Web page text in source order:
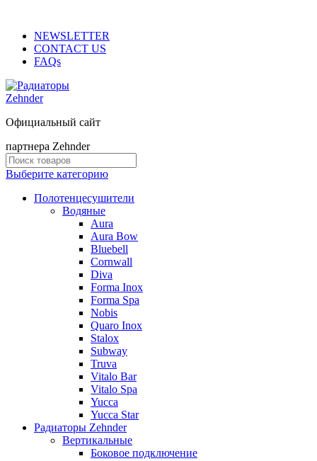
NEWSLETTER
CONTACT US
FAQs
Официальный сайт
партнера Zehnder
Выберите категорию
Полотенцесушители
Водяные
Aura
Aura Bow
Bluebell
Cornwall
Diva
Forma Inox
Forma Spa
Nobis
Quaro Inox
Stalox
Subway
Truva
Vitalo Bar
Vitalo Spa
Yucca
Yucca Star
Радиаторы Zehnder
Вертикальные
Боковое подключение